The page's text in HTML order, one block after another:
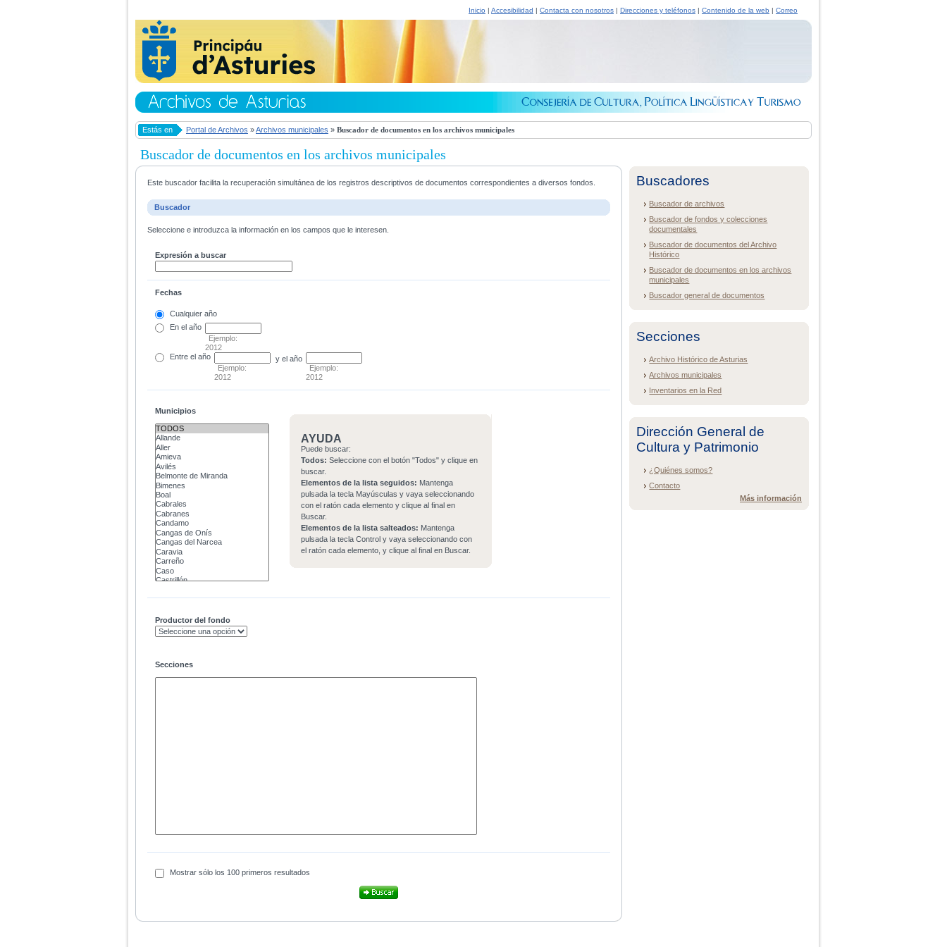
Inicio | Accesibilidad | Contacta con nosotros | Direcciones y teléfonos | Contenido de la web | Correo
Estás en Portal de Archivos »Archivos municipales » Buscador de documentos en los archivos municipales
Buscador de documentos en los archivos municipales
Este buscador facilita la recuperación simultánea de los registros descriptivos de documentos correspondientes a diversos fondos.
Buscador
Seleccione e introduzca la información en los campos que le interesen.
Expresión a buscar
Fechas
Cualquier año
En el año
Ejemplo:
2012
Entre el año
Ejemplo:
2012
y el año
Ejemplo:
2012
Municipios
AYUDA
Puede buscar:
Todos: Seleccione con el botón "Todos" y clique en
buscar.
Elementos de la lista seguidos: Mantenga
pulsada la tecla Mayúsculas y vaya seleccionando
con el ratón cada elemento y clique al final en
Buscar.
Elementos de la lista salteados: Mantenga
pulsada la tecla Control y vaya seleccionando con
el ratón cada elemento, y clique al final en Buscar.
Productor del fondo
Secciones
Mostrar sólo los 100 primeros resultados
Buscadores
Buscador de archivos
Buscador de fondos y colecciones
documentales
Buscador de documentos del Archivo
Histórico
Buscador de documentos en los archivos
municipales
Buscador general de documentos
Secciones
Archivo Histórico de Asturias
Archivos municipales
Inventarios en la Red
Dirección General de
Cultura y Patrimonio
¿Quiénes somos?
Contacto
Más información